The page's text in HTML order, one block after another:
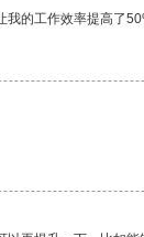
的工作效率提高了